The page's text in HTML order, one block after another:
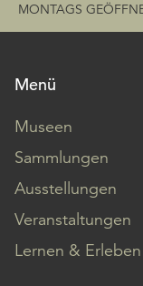
MONTAGS
Menü
Museen
Sammlungen
Ausstellungen
Veranstaltungen
Lernen & Erleben